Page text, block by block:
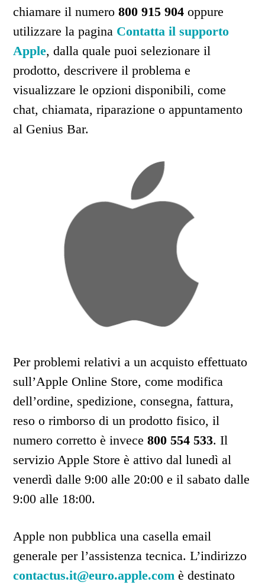
chiamare il numero800 915 904 oppure
utilizzare la pagina Contatta il supporto
Apple, dalla quale puoi selezionare il
prodotto, descrivere il problema e
visualizzare le opzioni disponibili, come
chat, chiamata, riparazione o appuntamento
al Genius Bar.
Per problemi relativi a un acquisto effettuato
sull’Apple Online Store, come modifica
dell’ordine, spedizione, consegna, fattura,
reso o rimborso di un prodotto fisico, il
numero corretto è invece800 554 533. Il
servizio Apple Store è attivo dal lunedì al
venerdì dalle 9:00 alle 20:00 e il sabato dalle
9:00 alle 18:00.
Apple non pubblica una casella email
generale per l’assistenza tecnica. L’indirizzo
contactus.it@euro.apple.com è destinato